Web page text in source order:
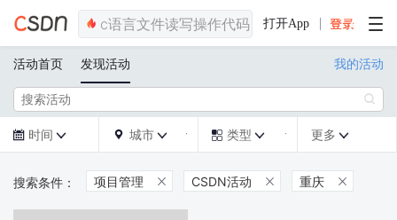
打开App
活动首页 发现活动 我的活动

 时间   城市   类型  更多 
项目管理  CSDN活动  重庆 